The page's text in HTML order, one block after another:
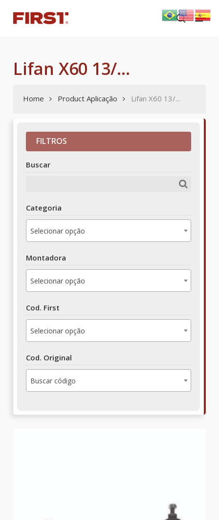
main
search
Menu
Lifan X60 13/...
Home Product Aplicação Lifan X60 13/...
FILTROS
Buscar
Categoria
Selecionar opção
Montadora
Selecionar opção
Cod. First
Selecionar opção
Cod. Original
Buscar código